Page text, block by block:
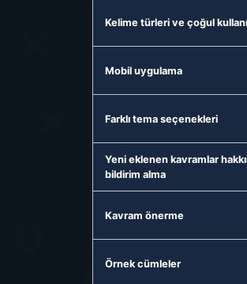
Kelime türleri ve çoğul
Mobil uygulama
Farklı tema seçenekleri
Yeni eklenen kavramlar
bildirim alma
Kavram önerme
Örnek cümleler